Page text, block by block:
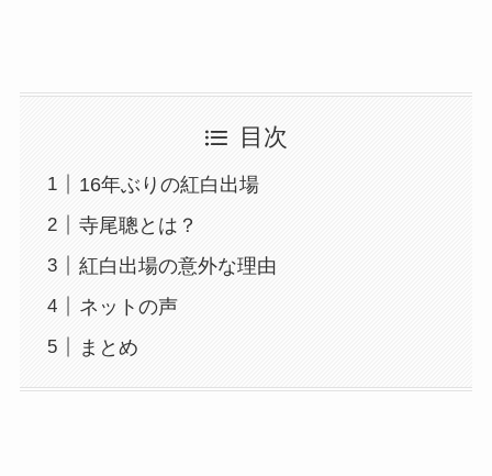
目次
16年ぶりの紅白出場
寺尾聰とは？
紅白出場の意外な理由
ネットの声
まとめ